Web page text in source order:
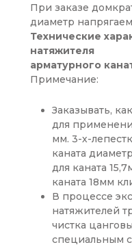
При заказе
диаметр
Технические
натяжителя
арматурного
Примечание:
Заказывать,
для
мм. 3-х-
каната
для каната
каната 18мм
В процессе
натяжителей
чистка
специальным